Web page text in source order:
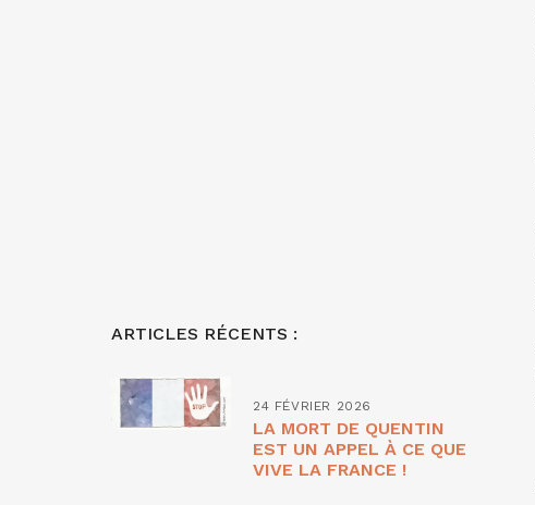
ARTICLES RÉCENTS :
24 FÉVRIER 2026
LA MORT DE QUENTIN
EST UN APPEL À CE QUE
VIVE LA FRANCE !